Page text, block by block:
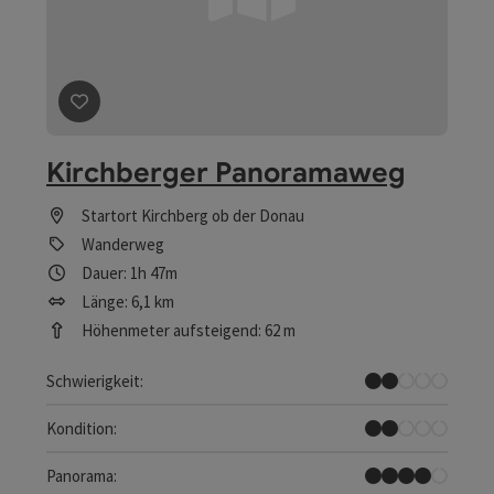
Beitrag merken
Kirchberger Panoramaweg
Startort Kirchberg ob der Donau
Wanderweg
Dauer: 1h 47m
Länge: 6,1 km
Höhenmeter aufsteigend: 62 m
Schwierigkeit:
Leicht
Kondition:
Leicht
Panorama:
Tolles Panorama